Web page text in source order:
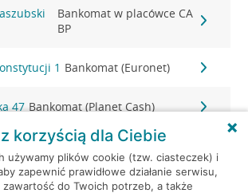
Bankomat w placówce CA
BP
1 Bankomat (Euronet)
47 Bankomat (Planet Cash)
47 Bankomat (Planet Cash)
2 Bankomat (Planet Cash)
korzyścią dla Ciebie
używamy plików cookie (tzw. ciasteczek) i
zapewnić prawidłowe działanie serwisu,
do Twoich potrzeb, a także